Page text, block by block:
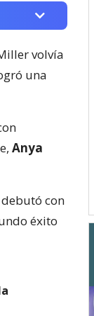
volvía
una
Anya
con
éxito